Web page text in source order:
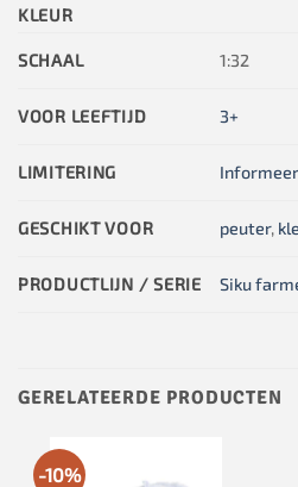
KLEUR
SCHAAL 1:32
VOOR LEEFTIJD 3+
LIMITERING
GESCHIKT VOOR peuter,
PRODUCTLIJN / SERIE Siku
GERELATEERDE PRODUCTEN
-10%